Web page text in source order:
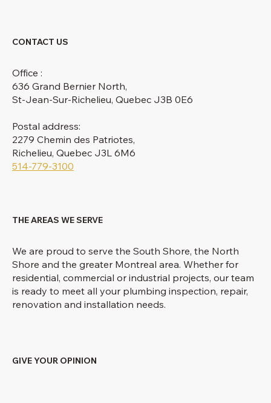
CONTACT US
Office :
636 Grand Bernier North,
St-Jean-Sur-Richelieu, Quebec J3B 0E6
Postal address:
2279 Chemin des Patriotes,
Richelieu, Quebec J3L 6M6
514-779-3100
THE AREAS WE SERVE
We are proud to serve the South Shore, the North
Shore and the greater Montreal area. Whether for
residential, commercial or industrial projects, our team
is ready to meet all your plumbing inspection, repair,
renovation and installation needs.
GIVE YOUR OPINION